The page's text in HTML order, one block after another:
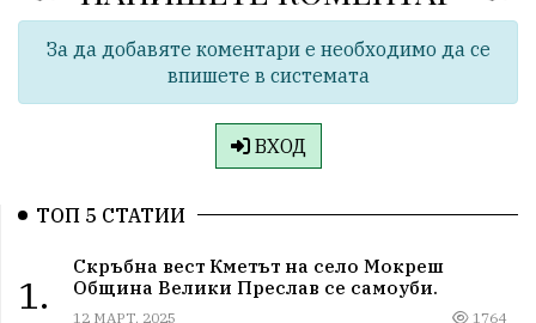
За да добавяте коментари е необходимо да се
впишете в системата
ВХОД
ТОП 5 СТАТИИ
1.
Скръбна вест Кметът на село Мокреш
Община Велики Преслав се самоуби.
12 МАРТ, 2025 1764